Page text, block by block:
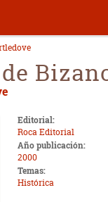
Editorial:
Roca Editorial
Año publicación:
2000
Temas:
Histórica